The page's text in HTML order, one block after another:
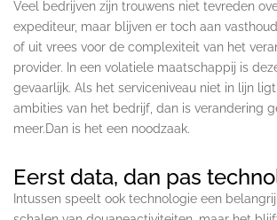
Veel bedrijven zijn trouwens niet tevreden
expediteur, maar blijven er toch aan
of uit vrees voor de complexiteit van het
provider. In een volatiele maatschappij is
gevaarlijk. Als het serviceniveau niet in lijn
ambities van het bedrijf, dan is verandering
meer.Dan is het een noodzaak.
Eerst data, dan pas
Intussen speelt ook technologie een